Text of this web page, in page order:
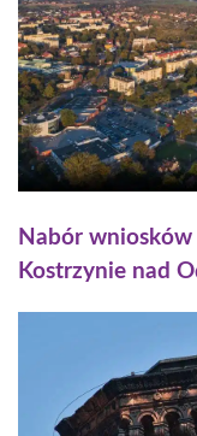
Nabór
Kostrzynie nad